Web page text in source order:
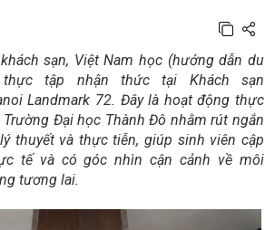
sạn, Việt Nam học (hướng dẫn du
tập nhận thức tại Khách sạn
Landmark 72. Đây là hoạt động thực
Đại học Thành Đô nhằm rút ngắn
thuyết và thực tiễn, giúp sinh viên cập
tế và có góc nhìn cận cảnh về môi
tương lai.